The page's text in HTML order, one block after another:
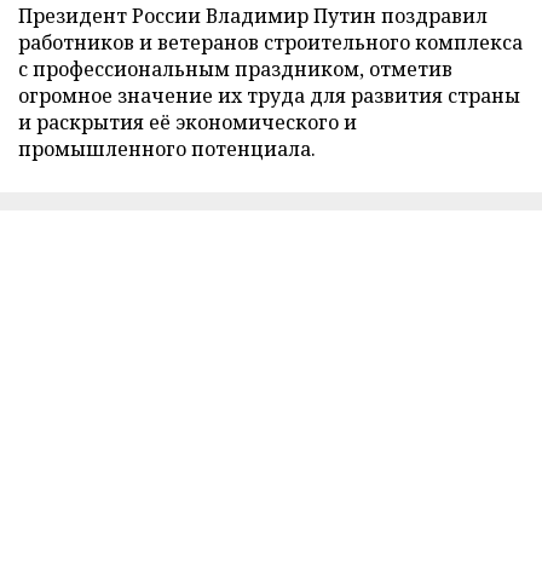
Президент России Владимир Путин поздравил
работников и ветеранов строительного комплекса
с профессиональным праздником, отметив
огромное значение их труда для развития страны
и раскрытия её экономического и
промышленного потенциала.